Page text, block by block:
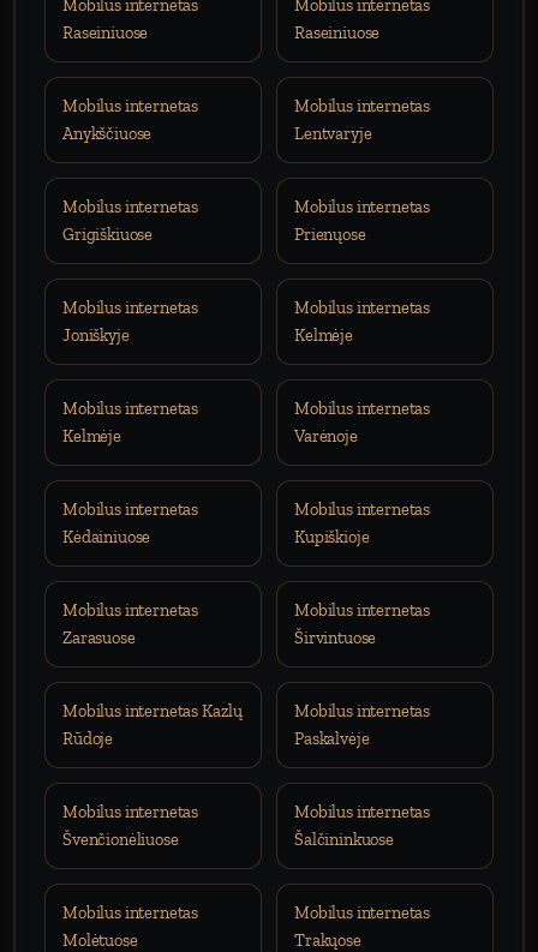
Mobilus internetas
Raseiniuose
Mobilus internetas
Raseiniuose
Mobilus internetas
Anykščiuose
Mobilus internetas
Lentvaryje
Mobilus internetas
Grigiškiuose
Mobilus internetas
Prienųose
Mobilus internetas
Joniškyje
Mobilus internetas
Kelmėje
Mobilus internetas
Kelmėje
Mobilus internetas
Varėnoje
Mobilus internetas
Kėdainiuose
Mobilus internetas
Kupiškioje
Mobilus internetas
Zarasuose
Mobilus internetas
Širvintuose
Mobilus internetas Kazlų
Rūdoje
Mobilus internetas
Paskalvėje
Mobilus internetas
Švenčionėliuose
Mobilus internetas
Šalčininkuose
Mobilus internetas
Molėtuose
Mobilus internetas
Trakųose